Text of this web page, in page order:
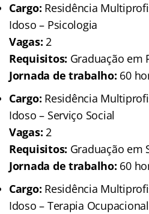
Cargo: Residência
Idoso – Psicologia
Vagas: 2
Requisitos: Graduação em
Jornada de trabalho: 60
Cargo: Residência
Idoso – Serviço Social
Vagas: 2
Requisitos: Graduação em
Jornada de trabalho: 60
Cargo: Residência
Idoso – Terapia Ocupacional